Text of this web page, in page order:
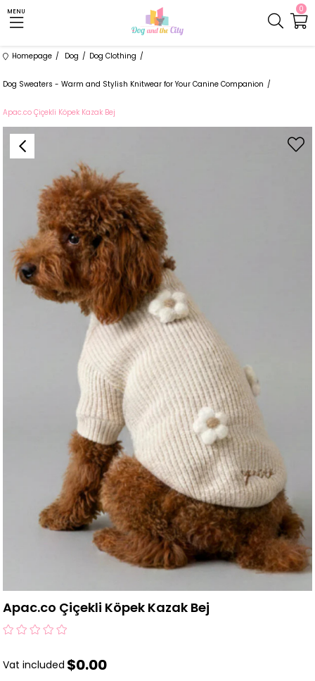
0
MENU
Homepage Dog Dog Clothing
Dog Sweaters - Warm and Stylish Knitwear for Your Canine Companion
Apac.co Çiçekli Köpek Kazak Bej
Apac.co Çiçekli Köpek Kazak Bej
Vat included $0.00